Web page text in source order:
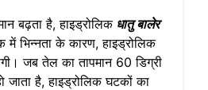
बढ़ता है, हाइड्रोलिकधातु बालेर
में भिन्नता के कारण, हाइड्रोलिक
जब तेल का तापमान 60 डिग्री
जाता है, हाइड्रोलिक घटकों का